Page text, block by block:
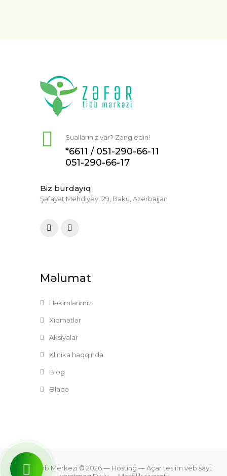
Suallarınız var? Zəng edin!
*6611 / 051-290-66-11
051-290-66-17
Biz burdayıq
Şəfayət Mehdiyev 129, Baku, Azerbaijan
Məlumat
Həkimlərimiz
Xidmətlər
Aksiyalar
Klinika haqqında
Blog
Əlaqə
Zefer Tibb Merkezi © 2026— Hosting —Açar teslim veb sayt